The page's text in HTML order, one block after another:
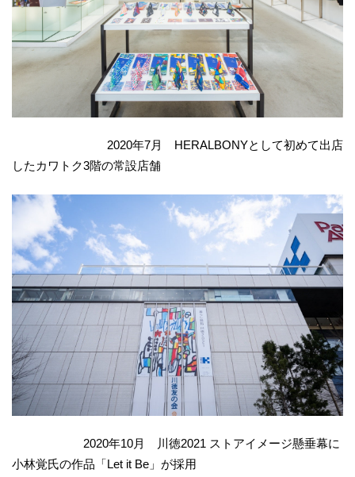
2020年7月 HERALBONYとして初めて出店
したカワトク3階の常設店舗
2020年10月 川徳2021 ストアイメージ懸垂幕に
小林覚氏の作品「Let it Be」が採用